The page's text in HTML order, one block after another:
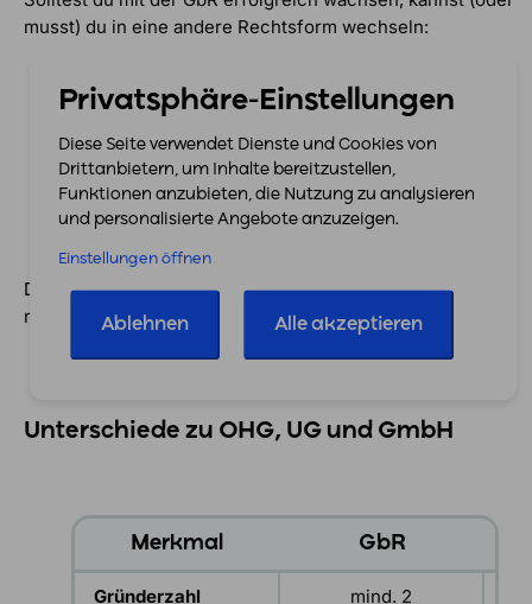
musst) du in eine andere Rechtsform wechseln:
Erreicht die GbR den Umfang eines kaufmännischen
Geschäftsbetriebs, muss sie ins Handelsregister
eingetragen werden und wird dadurch zur Offenen
Handelsgesellschaft (OHG).
Geplanter Wechsel in UG oder GmbH zur
Haftungsbeschränkung
Das erfordert zusätzliche Formalitäten, ist aber ein ganz
normaler Entwicklungsschritt.
Unterschiede zu OHG, UG und GmbH
Merkmal GbR
Gründerzahl mind. 2
Privatsphäre-Einstellungen
Diese Seite verwendet Dienste und Cookies von
Drittanbietern, um Inhalte bereitzustellen,
Funktionen anzubieten, die Nutzung zu analysieren
und personalisierte Angebote anzuzeigen.
Einstellungen öffnen
Ablehnen Alle akzeptieren